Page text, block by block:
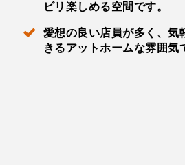
ビリ楽しめる空間です。
愛想の良い店員が多く、気
きるアットホームな雰囲気